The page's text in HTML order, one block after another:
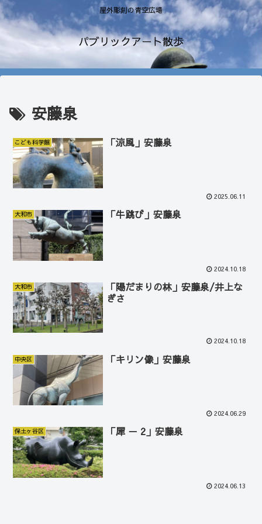
屋外彫刻の青空広場
パブリックアート散歩
安藤泉
こども科学館 「涼風」安藤泉
2025.06.11
大和市 「牛跳び」安藤泉
2024.10.18
大和市
「陽だまりの林」安藤泉/井上な
ぎさ
2024.10.18
中央区 「キリン像」安藤泉
2024.06.29
保土ヶ谷区 「犀 － 2」安藤泉
2024.06.13